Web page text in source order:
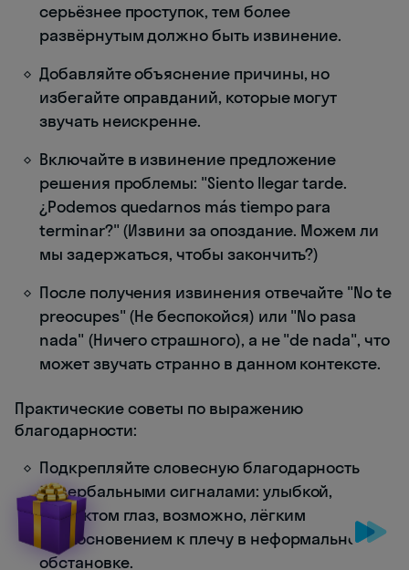
серьёзнее проступок, тем более
развёрнутым должно быть извинение.
Добавляйте объяснение причины, но
избегайте оправданий, которые могут
звучать неискренне.
Включайте в извинение предложение
решения проблемы: "Siento llegar tarde.
¿Podemos quedarnos más tiempo para
terminar?" (Извини за опоздание. Можем ли
мы задержаться, чтобы закончить?)
После получения извинения отвечайте "No te
preocupes" (Не беспокойся) или "No pasa
nada" (Ничего страшного), а не "de nada", что
может звучать странно в данном контексте.
Практические советы по выражению
благодарности:
Подкрепляйте словесную благодарность
невербальными сигналами: улыбкой,
контактом глаз, возможно, лёгким
прикосновением к плечу в неформальной
обстановке.